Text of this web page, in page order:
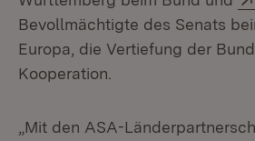
Bevollmächtigte des Senats
Europa, die Vertiefung der
Kooperation.
„Mit den ASA-